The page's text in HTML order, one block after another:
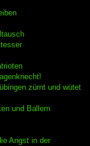
zürnt und wütet
und Ballern
Angst in der